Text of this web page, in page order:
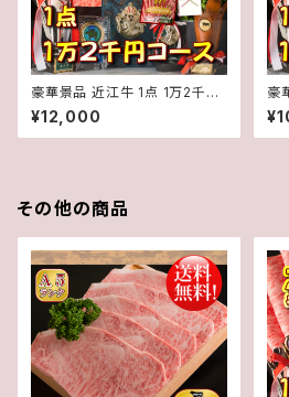
豪華景品 近江牛 1点 1万2千円
コース 目録・パネル付き ゴルフ
コンペ 二次会 イベント
¥12,000
豪
コース 目録・
その他の商品